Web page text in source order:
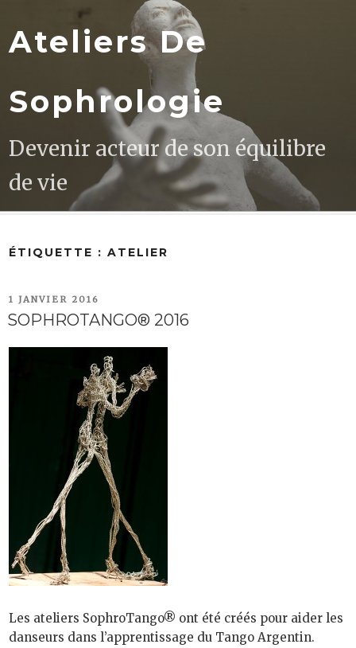
contenu
Ateliers De
Sophrologie
Devenir acteur de son équilibre
de vie
ÉTIQUETTE : ATELIER
PUBLIÉ
LE
1 JANVIER 2016
SOPHROTANGO® 2016
Les ateliers SophroTango® ont été créés pour aider les
danseurs dans l’apprentissage du Tango Argentin.